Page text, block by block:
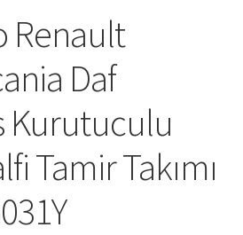
Renault
Daf
Kurutuculu
Tamir Takımı